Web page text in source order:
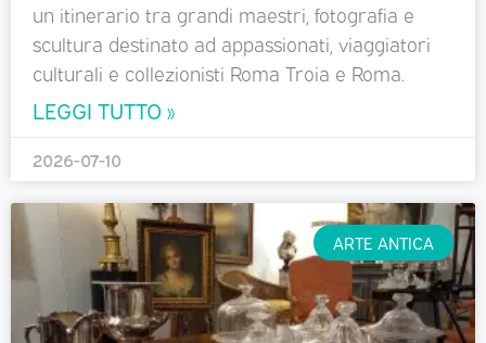
un itinerario tra grandi maestri, fotografia e
scultura destinato ad appassionati, viaggiatori
culturali e collezionisti Roma Troia e Roma.
LEGGI TUTTO »
2026-07-10
ARTE ANTICA